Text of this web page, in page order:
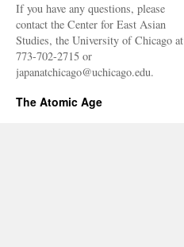
If you have any questions, please
contact the Center for East Asian
Studies, the University of Chicago at
773-702-2715 or
japanatchicago@uchicago.edu.
The Atomic Age